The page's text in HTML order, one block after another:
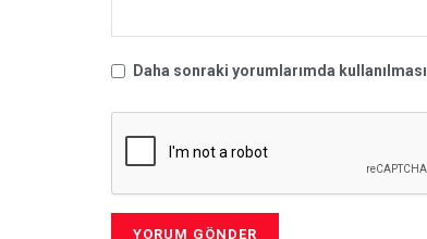
Daha sonraki yorumlarımda